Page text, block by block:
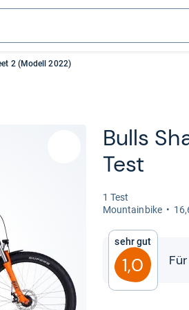
2 (Modell 2022)
Bulls
Test
1 Test
Moun­tain­bike
Sehr gut
1,0